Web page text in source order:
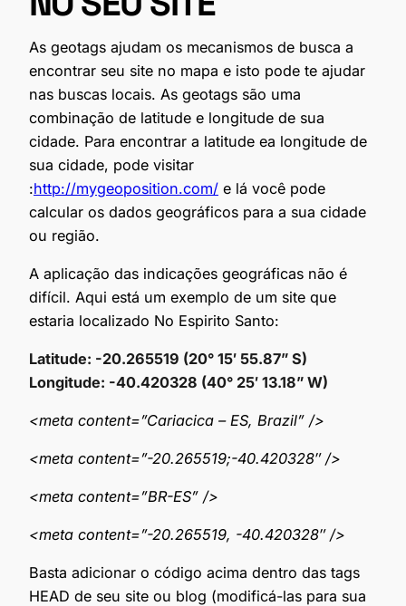
As geotags ajudam os mecanismos de busca a
encontrar seu site no mapa e isto pode te ajudar
nas buscas locais. As geotags são uma
combinação de latitude e longitude de sua
cidade. Para encontrar a latitude ea longitude de
sua cidade, pode visitar
:http://mygeoposition.com/ e lá você pode
calcular os dados geográficos para a sua cidade
ou região.
A aplicação das indicações geográficas não é
difícil. Aqui está um exemplo de um site que
estaria localizado No Espirito Santo:
Latitude: -20.265519 (20° 15′ 55.87” S)
Longitude: -40.420328 (40° 25′ 13.18” W)
<meta content=”Cariacica – ES, Brazil” />
<meta content=”-20.265519;-40.420328″ />
<meta content=”BR-ES” />
<meta content=”-20.265519, -40.420328″ />
Basta adicionar o código acima dentro das tags
HEAD de seu site ou blog (modificá-las para sua